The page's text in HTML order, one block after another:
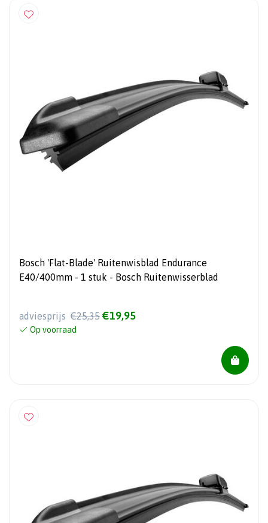
Bosch 'Flat-Blade' Ruitenwisblad Endurance
E40/400mm - 1 stuk - Bosch Ruitenwisserblad
adviesprijs €25,35 €19,95
Op voorraad